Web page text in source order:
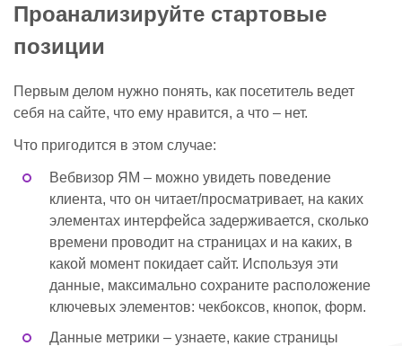
Проанализируйте стартовые
позиции
Первым делом нужно понять, как посетитель ведет
себя на сайте, что ему нравится, а что – нет.
Что пригодится в этом случае:
Вебвизор ЯМ – можно увидеть поведение
клиента, что он читает/просматривает, на каких
элементах интерфейса задерживается, сколько
времени проводит на страницах и на каких, в
какой момент покидает сайт. Используя эти
данные, максимально сохраните расположение
ключевых элементов: чекбоксов, кнопок, форм.
Данные метрики – узнаете, какие страницы